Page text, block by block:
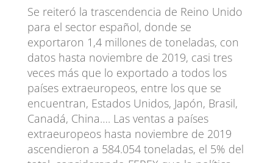
Se reiteró la trascendencia de Reino Unido
para el sector español, donde se
exportaron 1,4 millones de toneladas, con
datos hasta noviembre de 2019, casi tres
veces más que lo exportado a todos los
países extraeuropeos, entre los que se
encuentran, Estados Unidos, Japón, Brasil,
Canadá, China…. Las ventas a países
extraeuropeos hasta noviembre de 2019
ascendieron a 584.054 toneladas, el 5% del